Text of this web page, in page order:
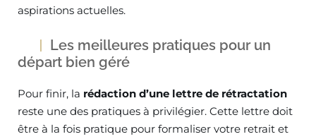
aspirations actuelles.
Les meilleures pratiques pour un
départ bien géré
Pour finir, la rédaction d’une lettre de rétractation
reste une des pratiques à privilégier. Cette lettre doit
être à la fois pratique pour formaliser votre retrait et